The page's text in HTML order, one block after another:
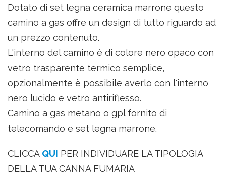
Dotato di set legna ceramica marrone questo
camino a gas offre un design di tutto riguardo ad
un prezzo contenuto.
L'interno del camino è di colore nero opaco con
vetro trasparente termico semplice,
opzionalmente è possibile averlo con l'interno
nero lucido e vetro antiriflesso.
Camino a gas metano o gpl fornito di
telecomando e set legna marrone.
CLICCA QUI PER INDIVIDUARE LA TIPOLOGIA
DELLA TUA CANNA FUMARIA